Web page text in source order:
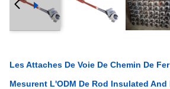
Les Attaches De Voie De Chemin De
Mesurent L'ODM De Rod Insulated